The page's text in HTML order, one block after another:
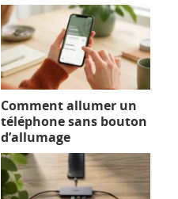
Comment allumer un
téléphone sans bouton
d’allumage